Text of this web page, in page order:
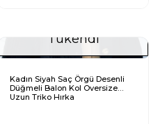
Tükendi
Kadın Siyah Saç Örgü Desenli
Düğmeli Balon Kol Oversize
Uzun Triko Hırka